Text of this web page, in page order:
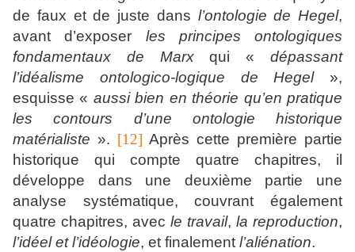
de faux et de juste dans l’ontologie de Hegel,
avant d’exposer les principes ontologiques
fondamentaux de Marxqui «dépassant
l’idéalisme ontologico-logique de Hegel»,
esquisse « aussi bien en théorie qu’en pratique
les contours d’une ontologie historique
matérialiste ». [12] Après cette première partie
historique qui compte quatre chapitres, il
développe dans une deuxième partie une
analyse systématique, couvrant également
quatre chapitres, avec le travail, la reproduction,
l’idéel et l’idéologie, et finalement l’aliénation.